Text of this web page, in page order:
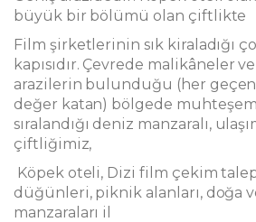
büyük bir bölümü olan çiftlikte
Film şirketlerinin sık kiraladığı
kapısıdır. Çevrede malikâneler
arazilerin bulunduğu (her
değer katan) bölgede
sıralandığı deniz manzaralı,
çiftliğimiz,
Köpek oteli, Dizi film çekim
düğünleri, piknik alanları, doğa
manzaraları il